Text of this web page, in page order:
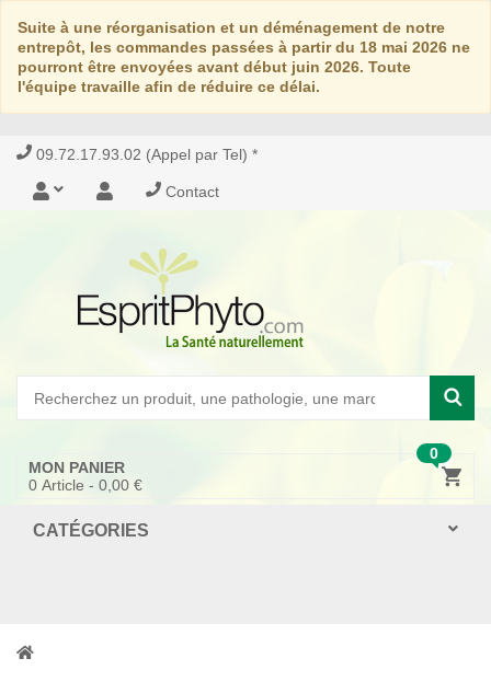
Suite à une réorganisation et un déménagement de notre
entrepôt, les commandes passées à partir du 18 mai 2026 ne
pourront être envoyées avant début juin 2026. Toute
l'équipe travaille afin de réduire ce délai.
09.72.17.93.02 (Appel par Tel) *
Contact
0
MON PANIER
0 Article - 0,00 €
CATÉGORIES